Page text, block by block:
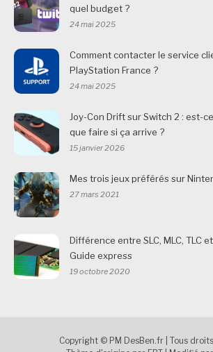
quel budget ?
24 mai 2025
Comment contacter le service
PlayStation France ?
24 mai 2025
Joy-Con Drift sur Switch 2 : est-
que faire si ça arrive ?
15 janvier 2026
Mes trois jeux préférés sur
27 mars 2021
Différence entre SLC, MLC, TLC
Guide express
19 octobre 2020
Copyright © PM DesBen.fr | Tous